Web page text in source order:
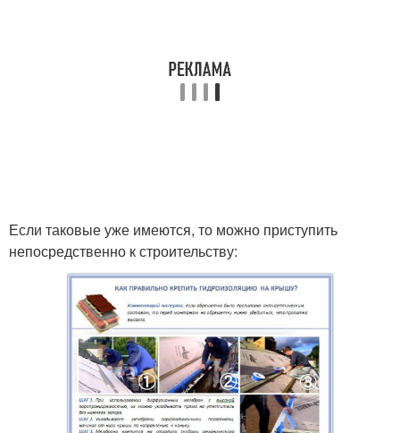
Если таковые уже имеются, то можно приступить
непосредственно к строительству: